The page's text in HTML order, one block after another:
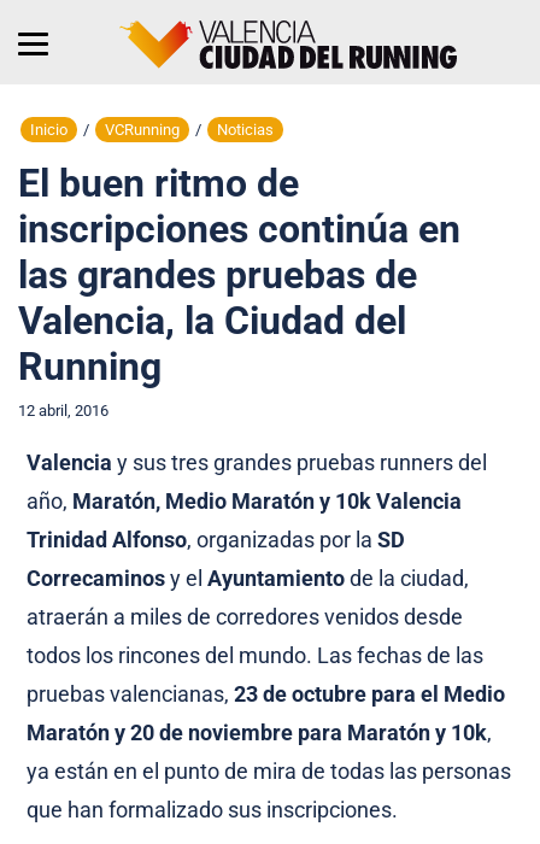
Inicio / VCRunning / Noticias
El buen ritmo de
inscripciones continúa en
las grandes pruebas de
Valencia, la Ciudad del
Running
12 abril, 2016
Valencia y sus tres grandes pruebas runners del
año, Maratón, Medio Maratón y 10k Valencia
Trinidad Alfonso, organizadas por laSD
Correcaminosy elAyuntamientode la ciudad,
atraerán a miles de corredores venidos desde
todos los rincones del mundo. Las fechas de las
pruebas valencianas,23 de octubre para el Medio
Maratón y 20 de noviembre para Maratón y 10k,
ya están en el punto de mira de todas las personas
que han formalizado sus inscripciones.